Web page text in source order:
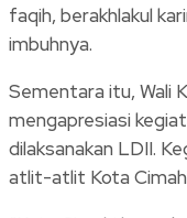
faqih, berakhlakul
imbuhnya.
Sementara itu, Wali
mengapresiasi
dilaksanakan LDII.
atlit-atlit Kota